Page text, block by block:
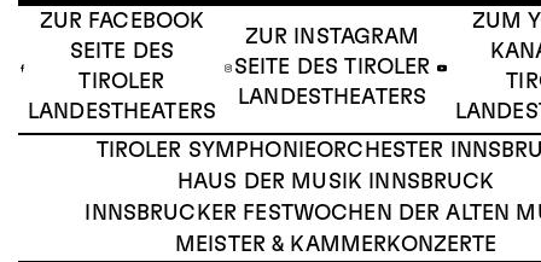
ZUR FACEBOOK
SEITE DES
TIROLER
LANDESTHEATERS
ZUR INSTAGRAM
SEITE DES TIROLER
LANDESTHEATERS
ZUM
TIROLER SYMPHONIEORCHESTER
HAUS DER MUSIK INNSBRUCK
INNSBRUCKER FESTWOCHEN DER ALTEN
MEISTER & KAMMERKONZERTE